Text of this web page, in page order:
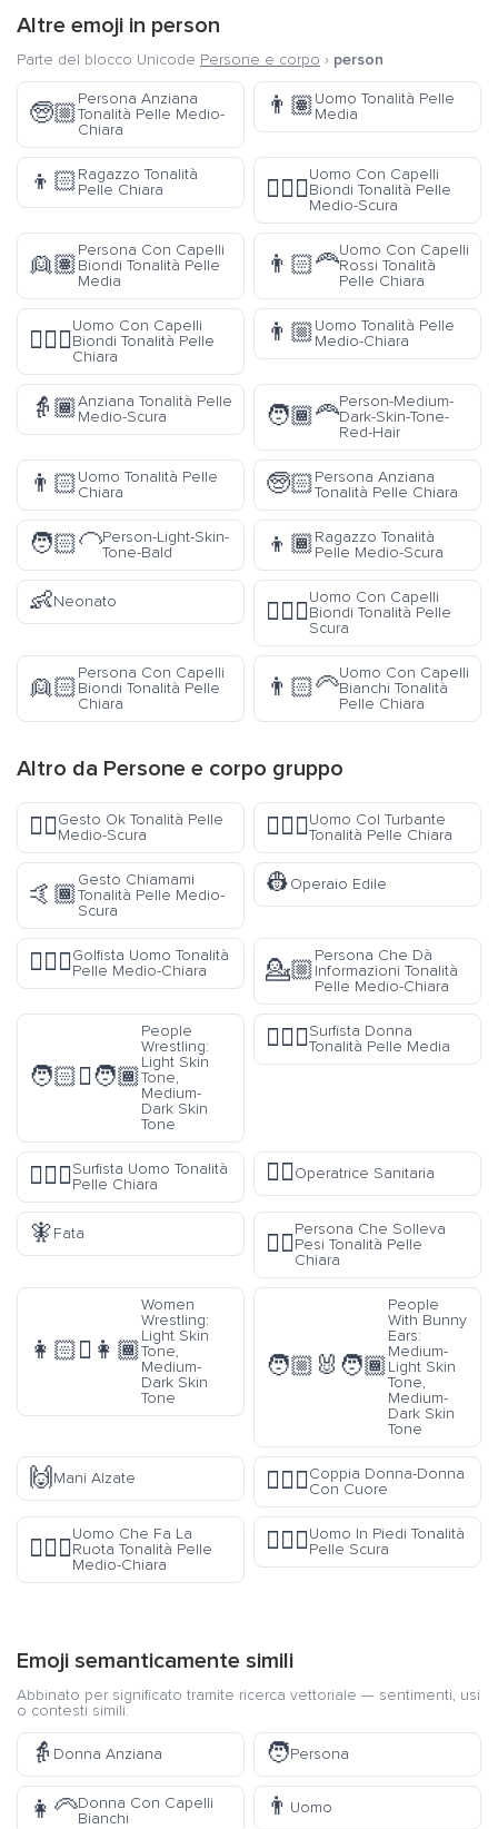
Altre emoji in person
Parte del blocco Unicode Persone e corpo › person
🧓🏼
Persona Anziana
Tonalità Pelle Medio-
Chiara
👨🏽Uomo Tonalità Pelle
Media
👦🏻Ragazzo Tonalità
Pelle Chiara
👱🏾‍♂️
Uomo Con Capelli
Biondi Tonalità Pelle
Medio-Scura
👱🏽
Persona Con Capelli
Biondi Tonalità Pelle
Media
👨🏻‍🦰
Uomo Con Capelli
Rossi Tonalità
Pelle Chiara
👱🏻‍♂️
Uomo Con Capelli
Biondi Tonalità Pelle
Chiara
👨🏼Uomo Tonalità Pelle
Medio-Chiara
👵🏾Anziana Tonalità Pelle
Medio-Scura
🧑🏾‍🦰
Person-Medium-
Dark-Skin-Tone-
Red-Hair
👨🏻Uomo Tonalità Pelle
Chiara
🧓🏻Persona Anziana
Tonalità Pelle Chiara
🧑🏻‍🦲Person-Light-Skin-
Tone-Bald
👦🏾Ragazzo Tonalità
Pelle Medio-Scura
👶Neonato 👱🏿‍♂️
Uomo Con Capelli
Biondi Tonalità Pelle
Scura
👱🏻
Persona Con Capelli
Biondi Tonalità Pelle
Chiara
👨🏻‍🦳
Uomo Con Capelli
Bianchi Tonalità
Pelle Chiara
Altro da Persone e corpo gruppo
👌🏾Gesto Ok Tonalità Pelle
Medio-Scura
👳🏻‍♂️Uomo Col Turbante
Tonalità Pelle Chiara
🤙🏾
Gesto Chiamami
Tonalità Pelle Medio-
Scura
👷Operaio Edile
🏌🏼‍♂️Golfista Uomo Tonalità
Pelle Medio-Chiara
💁🏼
Persona Che Dà
Informazioni Tonalità
Pelle Medio-Chiara
🧑🏻‍🫯‍🧑🏾
People
Wrestling:
Light Skin
Tone,
Medium-
Dark Skin
Tone
🏄🏽‍♀️Surfista Donna
Tonalità Pelle Media
🏄🏻‍♂️Surfista Uomo Tonalità
Pelle Chiara
👩‍⚕️Operatrice Sanitaria
🧚Fata 🏋🏻
Persona Che Solleva
Pesi Tonalità Pelle
Chiara
👩🏻‍🫯‍👩🏾
Women
Wrestling:
Light Skin
Tone,
Medium-
Dark Skin
Tone
🧑🏼‍🐰‍🧑🏾
People
With Bunny
Ears:
Medium-
Light Skin
Tone,
Medium-
Dark Skin
Tone
🙌 Mani Alzate 👩‍❤️‍👩Coppia Donna-Donna
Con Cuore
🤸🏼‍♂️
Uomo Che Fa La
Ruota Tonalità Pelle
Medio-Chiara
🧍🏿‍♂️Uomo In Piedi Tonalità
Pelle Scura
Emoji semanticamente simili
Abbinato per significato tramite ricerca vettoriale — sentimenti, usi
o contesti simili.
👵 Donna Anziana 🧑Persona
👩‍🦳Donna Con Capelli
Bianchi
👨 Uomo